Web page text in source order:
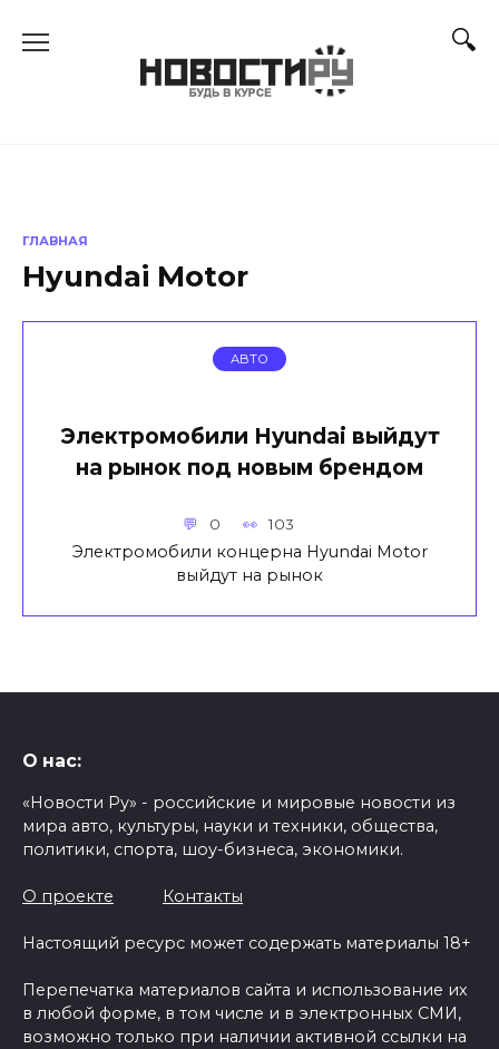
ГЛАВНАЯ
Hyundai Motor
АВТО
Электромобили Hyundai выйдут
на рынок под новым брендом
0 103
Электромобили концерна Hyundai Motor
выйдут на рынок
О нас:
«Новости Ру» - российские и мировые новости из
мира авто, культуры, науки и техники, общества,
политики, спорта, шоу-бизнеса, экономики.
О проекте Контакты
Настоящий ресурс может содержать материалы 18+
Перепечатка материалов сайта и использование их
в любой форме, в том числе и в электронных СМИ,
возможно только при наличии активной ссылки на